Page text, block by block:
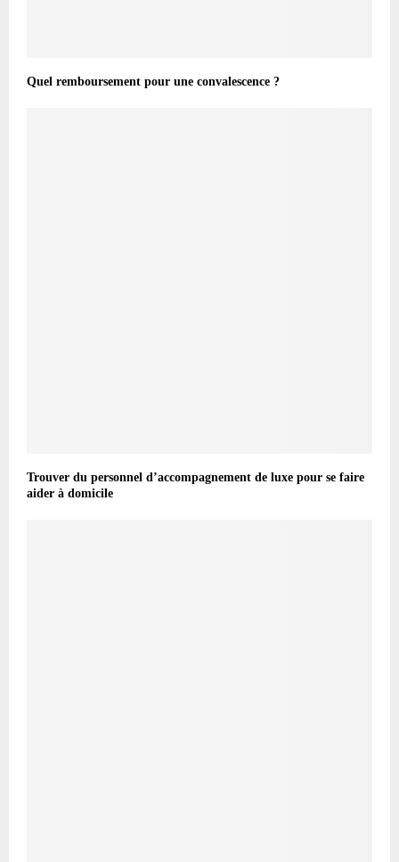
Quel remboursement pour une convalescence ?
Trouver du personnel d’accompagnement de luxe pour se faire
aider à domicile